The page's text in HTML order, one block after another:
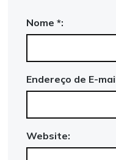
Nome *:
Endereço de E-
Website: